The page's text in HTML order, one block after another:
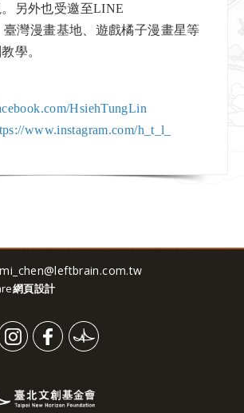
另外也受邀至LINE
灣漫畫基地、遊戲橘子漫畫星等
學。
HsiehTungLin
www.instagram.com/h_t_l_
網頁設計